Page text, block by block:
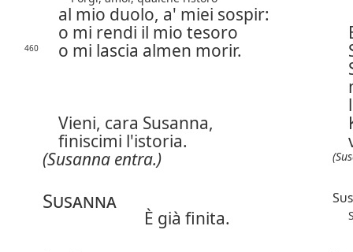
al mio duolo, a' miei sospir:
o mi rendi il mio tesoro
460 o mi lascia almen morir.
Vieni, cara Susanna,
finiscimi l'istoria.
(Susanna entra.)
Susanna
È già finita.